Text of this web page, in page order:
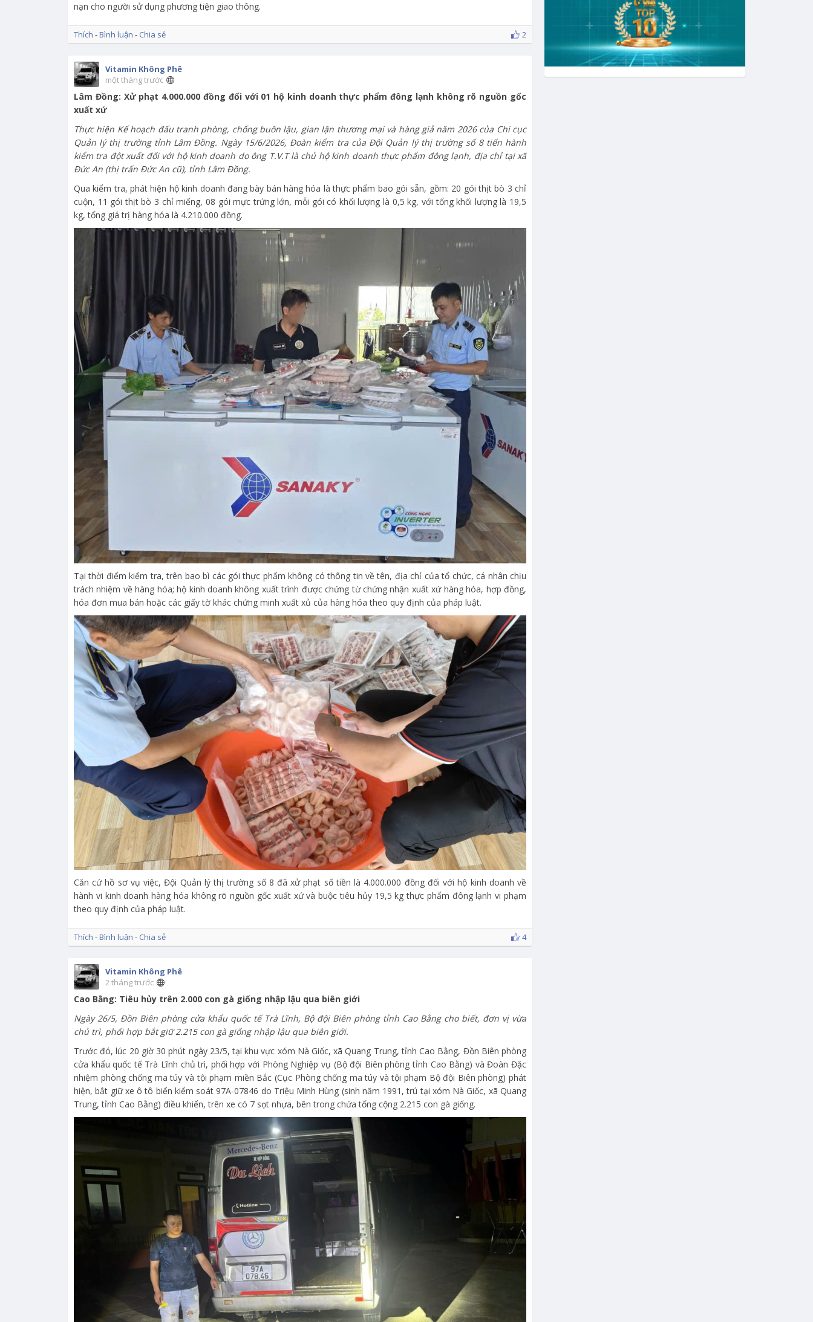
nạn cho người sử dụng phương tiện giao thông.
Thích -Bình luận - Chia sẻ 2
Vitamin Không Phê
một tháng trước
Lâm Đồng: Xử phạt 4.000.000 đồng đối với 01 hộ kinh doanh thực phẩm đông lạnh không rõ nguồn gốc
xuất xứ
Thực hiện Kế hoạch đấu tranh phòng, chống buôn lậu, gian lận thương mại và hàng giả năm 2026 của Chi cục
Quản lý thị trường tỉnh Lâm Đồng. Ngày 15/6/2026, Đoàn kiểm tra của Đội Quản lý thị trường số 8 tiến hành
kiểm tra đột xuất đối với hộ kinh doanh do ông T.V.T là chủ hộ kinh doanh thực phẩm đông lạnh, địa chỉ tại xã
Đức An (thị trấn Đức An cũ), tỉnh Lâm Đồng.
Qua kiểm tra, phát hiện hộ kinh doanh đang bày bán hàng hóa là thực phẩm bao gói sẵn, gồm: 20 gói thịt bò 3 chỉ
cuộn, 11 gói thịt bò 3 chỉ miếng, 08 gói mực trứng lớn, mỗi gói có khối lượng là 0,5 kg, với tổng khối lượng là 19,5
kg, tổng giá trị hàng hóa là 4.210.000 đồng.
Tại thời điểm kiểm tra, trên bao bì các gói thực phẩm không có thông tin về tên, địa chỉ của tổ chức, cá nhân chịu
trách nhiệm về hàng hóa; hộ kinh doanh không xuất trình được chứng từ chứng nhận xuất xứ hàng hóa, hợp đồng,
hóa đơn mua bán hoặc các giấy tờ khác chứng minh xuất xủ của hàng hóa theo quy định của pháp luật.
Căn cứ hồ sơ vụ việc, Đội Quản lý thị trường số 8 đã xử phạt số tiền là 4.000.000 đồng đối với hộ kinh doanh về
hành vi kinh doanh hàng hóa không rõ nguồn gốc xuất xứ và buộc tiêu hủy 19,5 kg thực phẩm đông lạnh vi phạm
theo quy định của pháp luật.
Thích -Bình luận - Chia sẻ 4
Vitamin Không Phê
2 tháng trước
Cao Bằng: Tiêu hủy trên 2.000 con gà giống nhập lậu qua biên giới
Ngày 26/5, Đồn Biên phòng cửa khẩu quốc tế Trà Lĩnh, Bộ đội Biên phòng tỉnh Cao Bằng cho biết, đơn vị vừa
chủ trì, phối hợp bắt giữ 2.215 con gà giống nhập lậu qua biên giới.
Trước đó, lúc 20 giờ 30 phút ngày 23/5, tại khu vực xóm Nà Giốc, xã Quang Trung, tỉnh Cao Bằng, Đồn Biên phòng
cửa khẩu quốc tế Trà Lĩnh chủ trì, phối hợp với Phòng Nghiệp vụ (Bộ đội Biên phòng tỉnh Cao Bằng) và Đoàn Đặc
nhiệm phòng chống ma túy và tội phạm miền Bắc (Cục Phòng chống ma túy và tội phạm Bộ đội Biên phòng) phát
hiện, bắt giữ xe ô tô biển kiểm soát 97A-07846 do Triệu Minh Hùng (sinh năm 1991, trú tại xóm Nà Giốc, xã Quang
Trung, tỉnh Cao Bằng) điều khiển, trên xe có 7 sọt nhựa, bên trong chứa tổng cộng 2.215 con gà giống.